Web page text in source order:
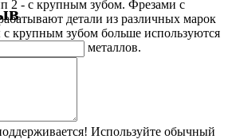
2 - с крупным зубом. Фрезами с
детали из различных марок
крупным зубом больше используются
из цветных металлов.
Используйте обычный